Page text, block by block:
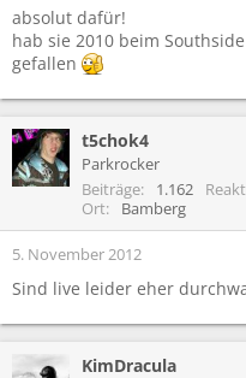
absolut dafür!
hab sie 2010 beim
gefallen
t5chok4
Parkrocker
Beiträge
1.162
Ort
Bamberg
5. November 2012
Sind live leider eher
KimDracula